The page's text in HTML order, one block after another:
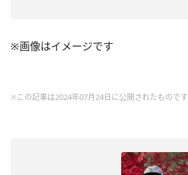
※画像はイメージです
※この記事は2024年07月24日に公開されたものです